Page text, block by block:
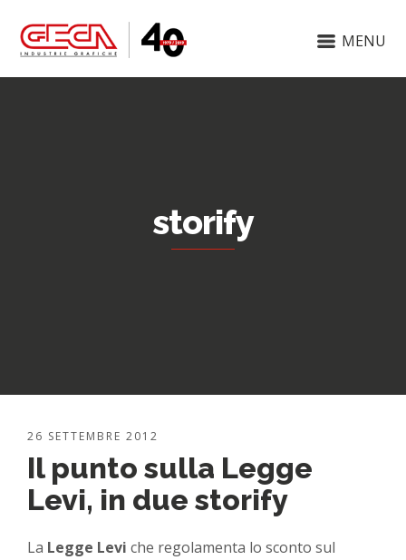
MENU
storify
26 SETTEMBRE 2012
Il punto sulla Legge
Levi, in due storify
La Legge Levi che regolamenta lo sconto sul